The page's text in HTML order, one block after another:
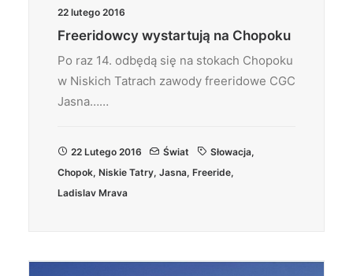
22 lutego 2016
Freeridowcy wystartują na Chopoku
Po raz 14. odbędą się na stokach Chopoku
w Niskich Tatrach zawody freeridowe CGC
Jasna……
22 Lutego 2016 Świat Słowacja,
Chopok, Niskie Tatry, Jasna, Freeride,
Ladislav Mrava